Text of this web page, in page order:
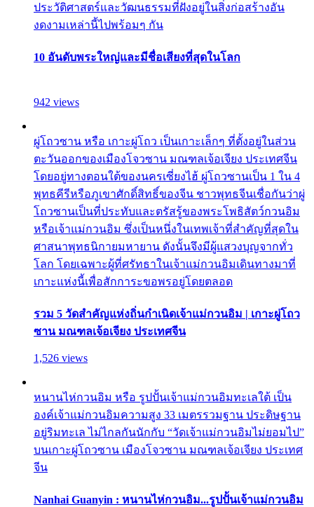
ประวัติศาสตร์และวัฒนธรรมที่ฝังอยู่ในสิ่งก่อสร้างอัน
งดงามเหล่านี้ไปพร้อมๆ กัน
10 อันดับพระใหญ่และมีชื่อเสียงที่สุดในโลก
942 views
ผู่โถวซาน หรือ เกาะผู่โถว เป็นเกาะเล็กๆ ที่ตั้งอยู่ในส่วน
ตะวันออกของเมืองโจวซาน มณฑลเจ้อเจียง ประเทศจีน
โดยอยู่ทางตอนใต้ของนครเซี่ยงไฮ้ ผู่โถวซานเป็น 1 ใน 4
พุทธคีรีหรือภูเขาศักดิ์สิทธิ์ของจีน ชาวพุทธจีนเชื่อกันว่าผู่
โถวซานเป็นที่ประทับและตรัสรู้ของพระโพธิสัตว์กวนอิม
หรือเจ้าแม่กวนอิม ซึ่งเป็นหนึ่งในเทพเจ้าที่สำคัญที่สุดใน
ศาสนาพุทธนิกายมหายาน ดังนั้นจึงมีผู้แสวงบุญจากทั่ว
โลก โดยเฉพาะผู้ที่ศรัทธาในเจ้าแม่กวนอิมเดินทางมาที่
เกาะแห่งนี้เพื่อสักการะขอพรอยู่โดยตลอด
รวม 5 วัดสำคัญแห่งถิ่นกำเนิดเจ้าแม่กวนอิม | เกาะผู่โถว
ซาน มณฑลเจ้อเจียง ประเทศจีน
1,526 views
หนานไห่กวนอิม หรือ รูปปั้นเจ้าแม่กวนอิมทะเลใต้ เป็น
องค์เจ้าแม่กวนอิมความสูง 33 เมตรรวมฐาน ประดิษฐาน
อยู่ริมทะเล ไม่ไกลกันนักกับ “วัดเจ้าแม่กวนอิมไม่ยอมไป”
บนเกาะผู่โถวซาน เมืองโจวซาน มณฑลเจ้อเจียง ประเทศ
จีน
Nanhai Guanyin : หนานไห่กวนอิม...รูปปั้นเจ้าแม่กวนอิม